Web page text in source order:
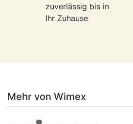
zuverlässig bis in
Ihr Zuhause
Mehr von Wimex